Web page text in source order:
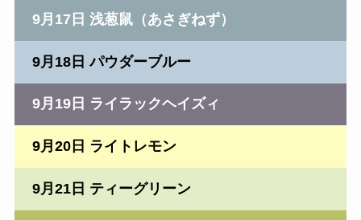
9月17日 浅葱鼠（あさぎねず）
9月18日 パウダーブルー
9月19日 ライラックヘイズィ
9月20日 ライトレモン
9月21日 ティーグリーン